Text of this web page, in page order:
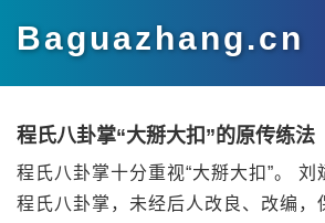
Baguazhang.cn
程氏八卦掌“大掰大扣”的原传练法
程氏八卦掌十分重视“大掰大扣”。 刘
程氏八卦掌，未经后人改良、改编，